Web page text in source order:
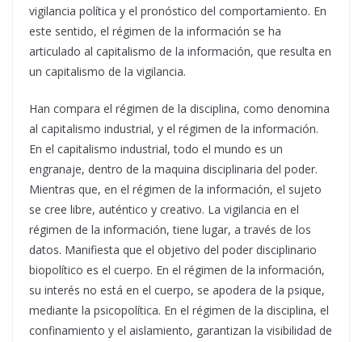
vigilancia política y el pronóstico del comportamiento. En
este sentido, el régimen de la información se ha
articulado al capitalismo de la información, que resulta en
un capitalismo de la vigilancia.
Han compara el régimen de la disciplina, como denomina
al capitalismo industrial, y el régimen de la información.
En el capitalismo industrial, todo el mundo es un
engranaje, dentro de la maquina disciplinaria del poder.
Mientras que, en el régimen de la información, el sujeto
se cree libre, auténtico y creativo. La vigilancia en el
régimen de la información, tiene lugar, a través de los
datos. Manifiesta que el objetivo del poder disciplinario
biopolítico es el cuerpo. En el régimen de la información,
su interés no está en el cuerpo, se apodera de la psique,
mediante la psicopolítica. En el régimen de la disciplina, el
confinamiento y el aislamiento, garantizan la visibilidad de